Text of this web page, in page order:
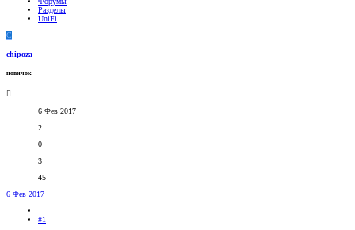
Разделы
UniFi
C
chipoza
новичок
6 Фев 2017
2
0
3
45
6 Фев 2017
#1